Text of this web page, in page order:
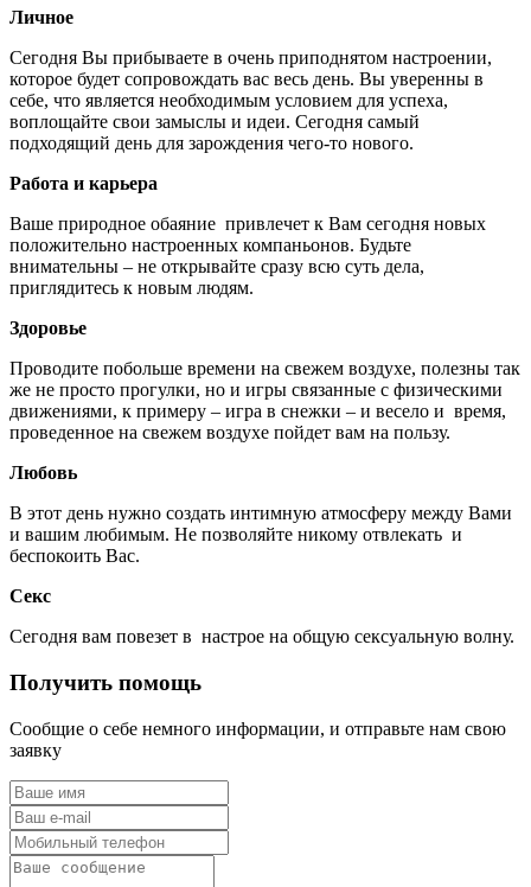
Личное
Сегодня Вы прибываете в очень приподнятом настроении,
которое будет сопровождать вас весь день. Вы уверенны в
себе, что является необходимым условием для успеха,
воплощайте свои замыслы и идеи. Сегодня самый
подходящий день для зарождения чего-то нового.
Работа и карьера
Ваше природное обаяние привлечет к Вам сегодня новых
положительно настроенных компаньонов. Будьте
внимательны – не открывайте сразу всю суть дела,
приглядитесь к новым людям.
Здоровье
Проводите побольше времени на свежем воздухе, полезны так
же не просто прогулки, но и игры связанные с физическими
движениями, к примеру – игра в снежки – и весело и время,
проведенное на свежем воздухе пойдет вам на пользу.
Любовь
В этот день нужно создать интимную атмосферу между Вами
и вашим любимым. Не позволяйте никому отвлекать и
беспокоить Вас.
Секс
Сегодня вам повезет в настрое на общую сексуальную волну.
Получить помощь
Сообщие о себе немного информации, и отправьте нам свою
заявку